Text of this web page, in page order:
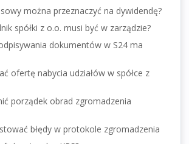
można przeznaczyć na dywidendę?
spółki z o.o. musi być w zarządzie?
dokumentów w S24 ma
ofertę nabycia udziałów w spółce z
porządek obrad zgromadzenia
błędy w protokole zgromadzenia